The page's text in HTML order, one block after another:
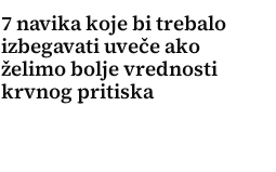
7 navika koje bi trebalo
izbegavati uveče ako
želimo bolje vrednosti
krvnog pritiska